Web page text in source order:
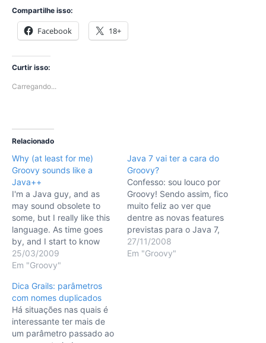
Compartilhe isso:
Facebook 18+
Curtir isso:
Carregando...
Relacionado
Why (at least for me)
Groovy sounds like a
Java++
I'm a Java guy, and as
may sound obsolete to
some, but I really like this
language. As time goes
by, and I start to know
better another languages
like Groovy or Ruby, I
envy of those. Java 5
revamped the language,
that's sure,…
25/03/2009
Em "Groovy"
Java 7 vai ter a cara do
Groovy?
Confesso: sou louco por
Groovy! Sendo assim, fico
muito feliz ao ver que
dentre as novas features
previstas para o Java 7,
encontram-se itens que
me fizeram adorar
27/11/2008
Em "Groovy"
Dica Grails: parâmetros
com nomes duplicados
Há situações nas quais é
interessante ter mais de
um parâmetro passado ao